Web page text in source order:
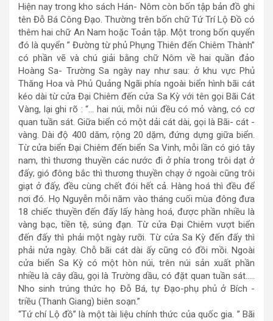
Hiện nay trong kho sách Hán- Nôm còn bốn tập bản đồ ghi
tên Đỗ Bá Công Đạo. Thường trên bốn chữ Tứ Trí Lộ Đồ có
thêm hai chữ An Nam hoặc Toản tập. Một trong bốn quyển
đó là quyển ” Đường từ phủ Phụng Thiên đến Chiêm Thành”
có phần vẽ và chú giải bằng chữ Nôm về hai quần đảo
Hoàng Sa- Trường Sa ngày nay như sau: ở khu vực Phủ
Thăng Hoa và Phủ Quảng Ngãi phía ngoài biển hình bãi cát
kéo dài từ cửa Đại Chiêm đến cửa Sa Kỳ với tên gọi Bãi Cát
Vàng, lại ghi rõ : “… hai núi, mỗi núi đều có mỏ vàng, có cơ
quan tuần sát. Giữa biển có một dải cát dài, gọi là Bãi- cát -
vàng. Dài độ 400 dăm, rộng 20 dặm, đứng dựng giữa biển.
Từ cửa biển Đại Chiêm đến biển Sa Vinh, mỗi lần có gió tây
nam, thì thương thuyền các nước đi ở phía trong trôi dạt ở
đấy; gió đông bắc thì thương thuyền chạy ở ngoài cũng trôi
giạt ở đấy, đều cùng chết đói hết cả. Hàng hoá thì đều để
nơi đó. Họ Nguyễn mỗi năm vào tháng cuối mùa đông đưa
18 chiếc thuyền đến đấy lấy hàng hoá, được phần nhiều là
vàng bạc, tiền tệ, súng đạn. Từ cửa Đại Chiêm vượt biển
đến đấy thì phải một ngày rưỡi. Từ cửa Sa Kỳ đến đấy thì
phải nửa ngày. Chỗ bãi cát dài ấy cũng có đồi mồi. Ngoài
cửa biển Sa Kỳ có một hòn núi, trên núi sản xuất phần
nhiều là cây dầu, gọi là Trường dầu, có đặt quan tuần sát…..
Nho sinh trúng thức họ Đỗ Bá, tự Đạo-phụ phủ ở Bích -
triều (Thanh Giang) biên soạn.”
“Tứ chí Lộ đồ” là một tài liệu chính thức của quốc gia. ” Bãi